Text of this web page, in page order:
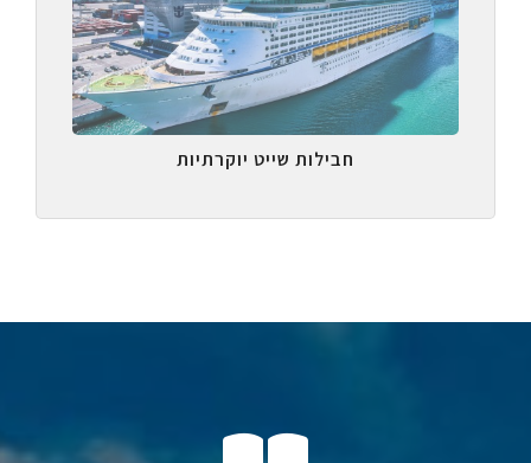
חבילות שייט יוקרתיות